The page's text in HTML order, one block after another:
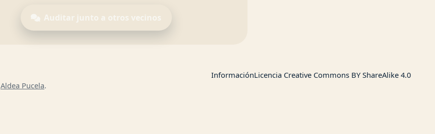
Auditar junto a otros vecinos
Aldea Pucela.
InformaciónLicencia Creative Commons BY ShareAlike 4.0